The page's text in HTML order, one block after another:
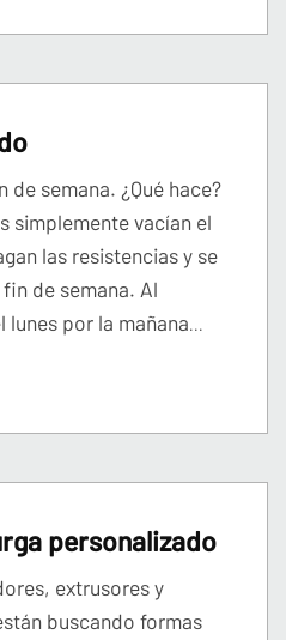
semana. ¿Qué hace?
simplemente vacían el
las resistencias y se
de semana. Al
lunes por la mañana...
personalizado
extrusores y
buscando formas